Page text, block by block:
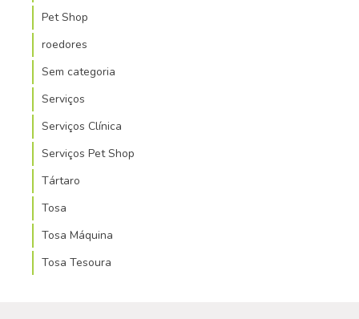
Pet Shop
roedores
Sem categoria
Serviços
Serviços Clínica
Serviços Pet Shop
Tártaro
Tosa
Tosa Máquina
Tosa Tesoura